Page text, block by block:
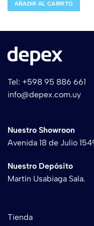
AÑADIR AL CARRITO
Tel: +598 95 886 661
info@depex.com.uy
Nuestro Showroon
Avenida 18 de Julio
Nuestro Depósito
Martín Usabiaga Sala.
Tienda